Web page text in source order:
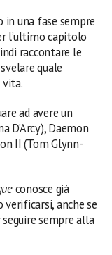
una fase sempre
l’ultimo capitolo
raccontare le
quale
ad avere un
D’Arcy), Daemon
II (Tom Glynn-
conosce già
anche se
sempre alla